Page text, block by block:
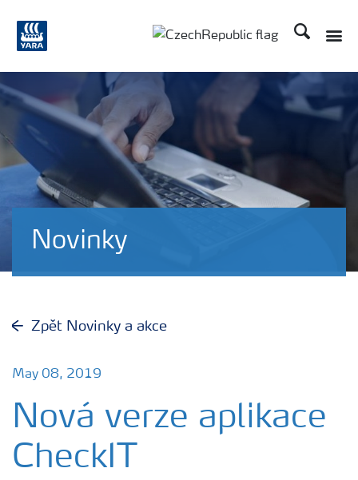
Hledat
Novinky
Zpět Novinky a akce
May 08, 2019
Nová verze aplikace
CheckIT